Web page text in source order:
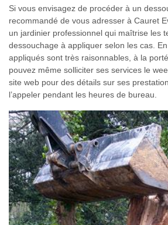
Si vous envisagez de procéder à un
recommandé de vous adresser à Cauret
un jardinier professionnel qui maîtrise les
dessouchage à appliquer selon les cas.
appliqués sont très raisonnables, à la
pouvez même solliciter ses services le
site web pour des détails sur ses
l’appeler pendant les heures de bureau.